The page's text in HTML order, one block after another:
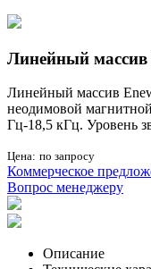
Линейный массив
Линейный массив
неодимовой
Гц-18,5 кГц. Уровень
Цена: по запросу
Коммерческое
Вопрос менеджеру
Описание